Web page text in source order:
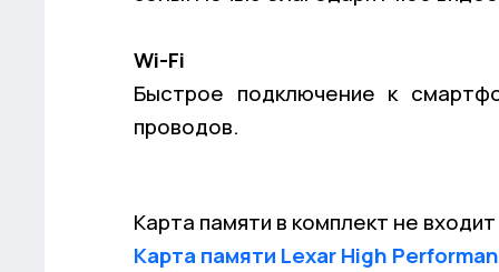
Wi-Fi
Быстрое подключение к
проводов.
Карта памяти в комплект не
Карта памяти Lexar High